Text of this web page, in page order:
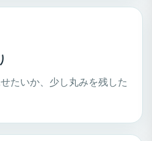
たいか、少し丸みを残した